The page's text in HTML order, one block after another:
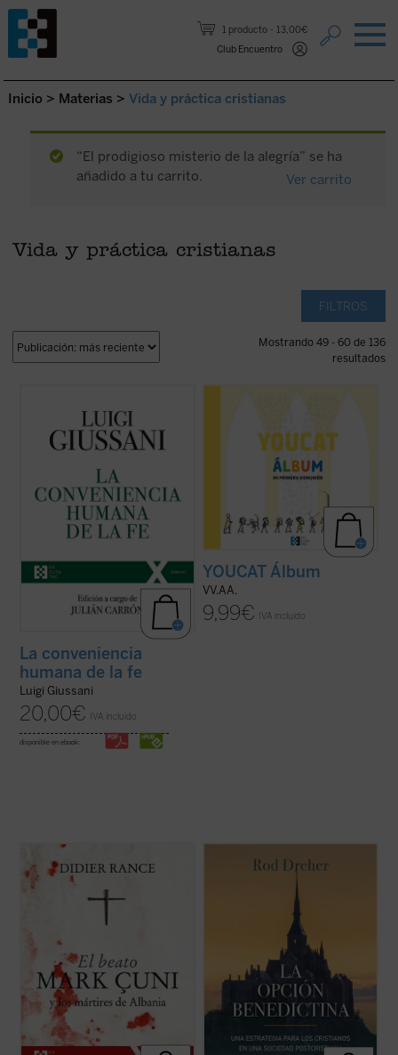
1 producto
13,00€
Club Encuentro
Saltar al contenido.
Inicio > Materias > Vida y práctica cristianas
“El prodigioso misterio de la alegría” se ha
añadido a tu carrito.
Ver carrito
Vida y práctica cristianas
FILTROS
Mostrando 49 - 60 de 136
resultados
de don Luigi Giussani en los Ejercicios
espirituales de la Fraternidad de Comunión
y Liberación celebrados entre 1985 y 1987
y los diálogos que éstas suscitaron.
La conveniencia
humana de la fe
Luigi Giussani
20,00€ IVA incluido
disponible en ebook:
maravillosos e inolvidables. Fotografías,
dedicatorias, historias e ilustraciones con
los que rememorar un momento muy ...
YOUCAT Álbum
VV.AA.
9,99€ IVA incluido
persecución de la Iglesia católica en el siglo
XX. «Nunca antes había conocido la
historia algo como lo acontecido en
Albania... Vuestra experiencia de muerte y
de contenido religioso más importante y
retorno a la propuesta de vida de san
(ver ficha)